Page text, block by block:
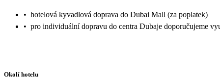
• hotelová kyvadlová doprava do Dubai Mall (za poplatek)
• pro individuální dopravu do centra Dubaje doporučujeme
Okolí hotelu